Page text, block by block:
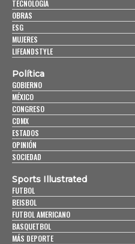
TECNOLOGÍA
OBRAS
ESG
MUJERES
LIFEANDSTYLE
Política
GOBIERNO
MÉXICO
CONGRESO
CDMX
ESTADOS
OPINIÓN
SOCIEDAD
Sports Illustrated
FUTBOL
BEISBOL
FUTBOL AMERICANO
BASQUETBOL
MÁS DEPORTE